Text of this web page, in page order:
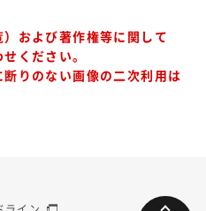
および著作権等に関して
ください。
りのない画像の二次利用は